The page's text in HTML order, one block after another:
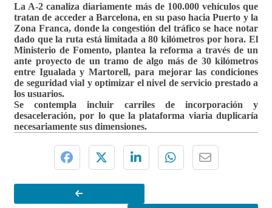
La A-2 canaliza diariamente más de 100.000 vehículos que
tratan de acceder a Barcelona, en su paso hacia Puerto y la
Zona Franca, donde la congestión del tráfico se hace notar
dado que la ruta está limitada a 80 kilómetros por hora. El
Ministerio de Fomento, plantea la reforma a través de un
ante proyecto de un tramo de algo más de 30 kilómetros
entre Igualada y Martorell, para mejorar las condiciones
de seguridad vial y optimizar el nivel de servicio prestado a
los usuarios.
Se contempla incluir carriles de incorporación y
desaceleración, por lo que la plataforma viaria duplicaría
necesariamente sus dimensiones.